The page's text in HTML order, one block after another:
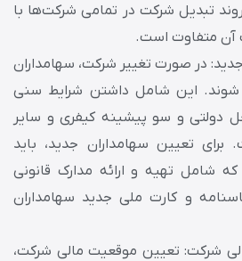
تبدیل شرکت در تمامی شرکت‌ها با
آن متفاوت است.
در صورت تغییر شرکت، سهامداران
شوند. این شامل داشتن شرایط سنی
دولتی و سو پیشینه کیفری و سایر
برای تعیین سهامداران جدید، باید
شامل تهیه و ارائه مدارک قانونی
و کارت ملی جدید سهامداران
شرکت: تعیین موقعیت مالی شرکت،